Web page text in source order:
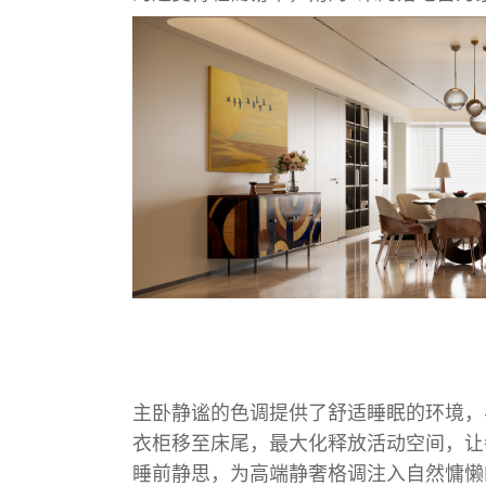
主卧静谧的色调提供了舒适睡眠的环境
衣柜移至床尾，最大化释放活动空间，
睡前静思，为高端静奢格调注入自然慵